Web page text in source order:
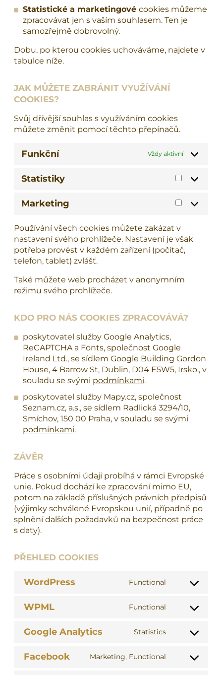
Statistické a marketingové cookies můžeme
zpracovávat jen s vaším souhlasem. Ten je
samozřejmě dobrovolný.
Dobu, po kterou cookies uchováváme, najdete v
tabulce níže.
JAK MŮŽETE ZABRÁNIT VYUŽÍVÁNÍ
COOKIES?
Svůj dřívější souhlas s využíváním cookies
můžete změnit pomocí těchto přepínačů.
Funkční Vždy aktivní
Statistiky Statistiky
Marketing
Používání všech cookies můžete zakázat v
nastavení svého prohlížeče. Nastavení je však
potřeba provést v každém zařízení (počítač,
telefon, tablet) zvlášť.
Také můžete web procházet v anonymním
režimu svého prohlížeče.
KDO PRO NÁS COOKIES ZPRACOVÁVÁ?
poskytovatel služby Google Analytics,
ReCAPTCHA a Fonts, společnost Google
Ireland Ltd., se sídlem Google Building Gordon
House, 4 Barrow St, Dublin, D04 E5W5, Irsko., v
souladu se svými podmínkami.
poskytovatel služby Mapy.cz, společnost
Seznam.cz, a.s., se sídlem Radlická 3294/10,
Smíchov, 150 00 Praha, v souladu se svými
podmínkami.
ZÁVĚR
Práce s osobními údaji probíhá v rámci Evropské
unie. Pokud dochází ke zpracování mimo EU,
potom na základě příslušných právních předpisů
(výjimky schválené Evropskou unií, případně po
splnění dalších požadavků na bezpečnost práce
s daty).
PŘEHLED COOKIES
WordPress Functional
Consent
service
WPML Functional
Consent
service
Google Analytics Statistics
Consent
service
Facebook Marketing, Functional
Consent